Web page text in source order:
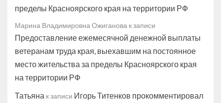
пределы Красноярского края на территории РФ
Марина Владимировна Ожиганова к записи
Предоставление ежемесячной денежной выплаты
ветеранам труда края, выехавшим на постоянное
место жительства за пределы Красноярского края
на территории РФ
Татьяна к записи Игорь Титенков прокомментировал